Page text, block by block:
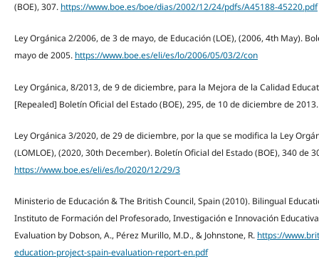
(BOE), 307. https://www.boe.es/boe/dias/2002/12/24/pdfs/A45188-45220.pdf
Ley Orgánica 2/2006, de 3 de mayo, de Educación (LOE), (2006, 4th May).
mayo de 2005. https://www.boe.es/eli/es/lo/2006/05/03/2/con
Ley Orgánica, 8/2013, de 9 de diciembre, para la Mejora de la Calidad
[Repealed] Boletín Oficial del Estado (BOE), 295, de 10 de diciembre de
Ley Orgánica 3/2020, de 29 de diciembre, por la que se modifica la Ley
(LOMLOE), (2020, 30th December). Boletín Oficial del Estado (BOE), 340 de
https://www.boe.es/eli/es/lo/2020/12/29/3
Ministerio de Educación & The British Council, Spain (2010). Bilingual
Instituto de Formación del Profesorado, Investigación e Innovación
Evaluation by Dobson, A., Pérez Murillo, M.D., & Johnstone, R. https://
education-project-spain-evaluation-report-en.pdf